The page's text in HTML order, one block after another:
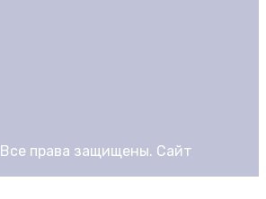
Все права защищены. Сайт